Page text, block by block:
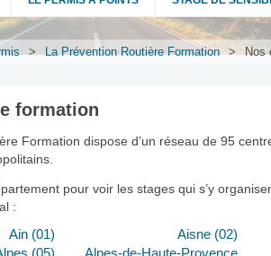
> La Prévention Routière Formation > Nos
formation
Formation dispose d’un réseau de 95
pour voir les stages qui s’y
:
Ain (01)
Aisne (02)